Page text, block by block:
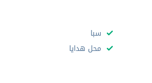
سبا
محل هدايا